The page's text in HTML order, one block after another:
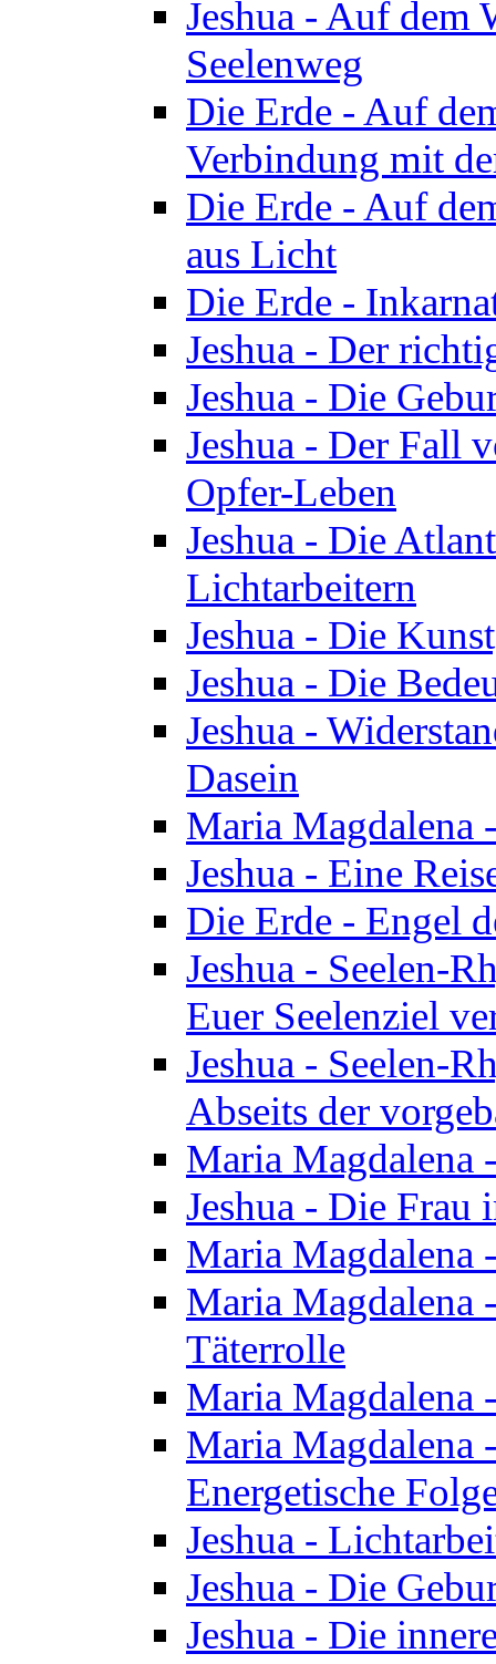
Jeshua - Auf dem
Seelenweg
Die Erde - Auf
Verbindung mit
Die Erde - Auf
aus Licht
Die Erde -
Jeshua - Der
Jeshua - Die
Jeshua - Der Fall
Opfer-Leben
Jeshua - Die
Lichtarbeitern
Jeshua - Die
Jeshua - Die
Jeshua -
Dasein
Maria Magdalena
Jeshua - Eine
Die Erde - Engel
Jeshua - Seelen-
Euer Seelenziel
Jeshua - Seelen-
Abseits der
Maria Magdalena
Jeshua - Die Frau
Maria Magdalena
Maria Magdalena
Täterrolle
Maria Magdalena
Maria Magdalena
Energetische
Jeshua -
Jeshua - Die
Jeshua - Die